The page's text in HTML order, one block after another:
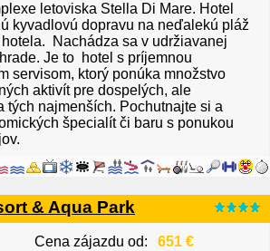
letoviska Stella Di Mare. Hotel
kyvadlovú dopravu na neďalekú pláž
Nachádza sa v udržiavanej
Je to hotel s príjemnou
servisom, ktorý ponúka množstvo
aktivít pre dospelých, ale
tých najmenších. Pochutnajte si a
špecialít či baru s ponukou
& Aqua Park
Cena zájazdu od:
651 €